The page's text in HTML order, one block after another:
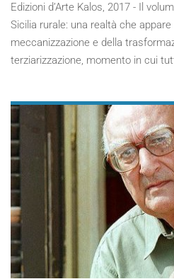
Edizioni d’Arte Kalos, 2017 - Il
Sicilia rurale: una realtà che
meccanizzazione e della
terziarizzazione, momento in cui